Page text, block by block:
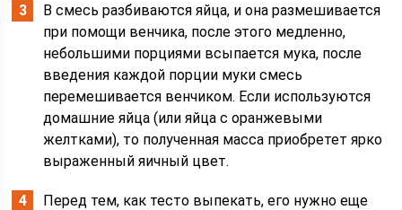
В смесь разбиваются яйца, и она размешивается
при помощи венчика, после этого медленно,
небольшими порциями всыпается мука, после
введения каждой порции муки смесь
перемешивается венчиком. Если используются
домашние яйца (или яйца с оранжевыми
желтками), то полученная масса приобретет ярко
выраженный яичный цвет.
Перед тем, как тесто выпекать, его нужно еще